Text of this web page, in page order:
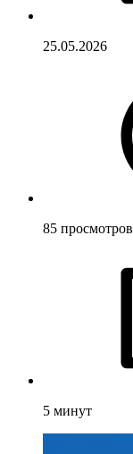
25.05.2026
85 просмотров
5 минут